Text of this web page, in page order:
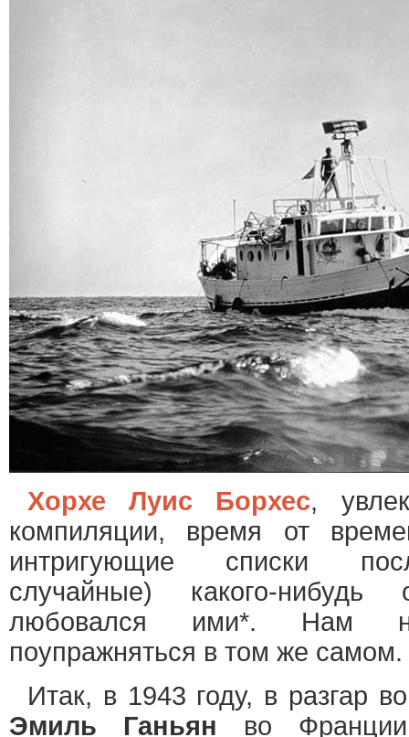
Хорхе Луис Борхес,
компиляции, время от
интригующие списки
случайные) какого-
любовался ими*. Нам
поупражняться в том же самом.
Итак, в 1943 году, в разгар
Эмиль Ганьян во Франции